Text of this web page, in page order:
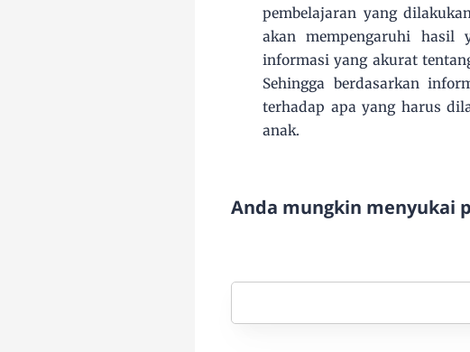
pembelajaran yang
akan mempengaruhi hasil
informasi yang akurat
Sehingga berdasarkan
terhadap apa yang harus
anak.
Anda mungkin menyukai